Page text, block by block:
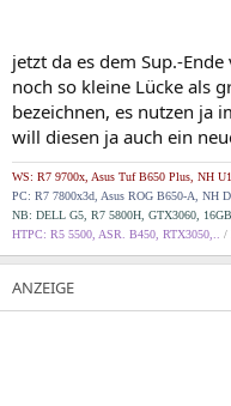
jetzt da es dem Sup.-
noch so kleine Lücke als
bezeichnen, es nutzen ja
will diesen ja auch ein
WS: R7 9700x, Asus Tuf B650 Plus, NH
PC: R7 7800x3d, Asus ROG B650-A, NH
NB: DELL G5, R7 5800H, GTX3060,
HTPC: R5 5500, ASR. B450, RTX3050,.. /